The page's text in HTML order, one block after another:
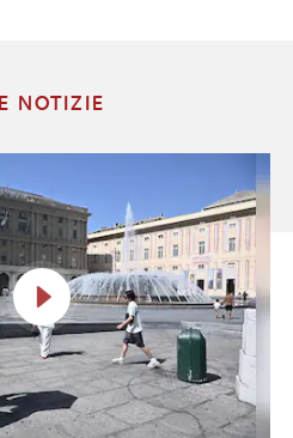
NOTIZIE